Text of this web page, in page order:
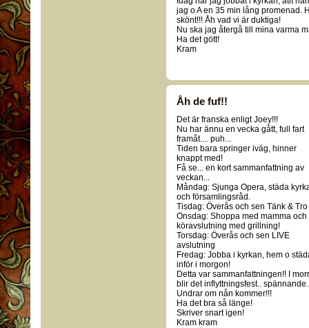
jag o A en 35 min lång promenad.
skönt!!! Åh vad vi är duktiga!
Nu ska jag återgå till mina varma
Ha det gött!
Kram
Åh de fuf!!
Det är franska enligt Joey!!!
Nu har ännu en vecka gått, full fart
framåt.... puh...
Tiden bara springer iväg, hinner
knappt med!
Få se... en kort sammanfattning av
veckan...
Måndag: Sjunga Opera, städa
och församlingsråd.
Tisdag: Överås och sen Tänk & Tro
Onsdag: Shoppa med mamma och
köravslutning med grillning!
Torsdag: Överås och sen LIVE
avslutning
Fredag: Jobba i kyrkan, hem o
inför i morgon!
Detta var sammanfattningen!! I
blir det inflyttningsfest..
Undrar om nån kommer!!!
Ha det bra så länge!
Skriver snart igen!
Kram kram